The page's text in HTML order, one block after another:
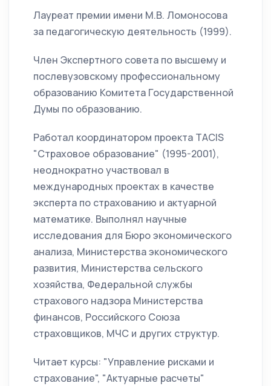
Лауреат премии имени М.В. Ломоносова
за педагогическую деятельность (1999).
Член Экспертного совета по высшему и
послевузовскому профессиональному
образованию Комитета Государственной
Думы по образованию.
Работал координатором проекта TACIS
"Страховое образование" (1995-2001),
неоднократно участвовал в
международных проектах в качестве
эксперта по страхованию и актуарной
математике. Выполнял научные
исследования для Бюро экономического
анализа, Министерства экономического
развития, Министерства сельского
хозяйства, Федеральной службы
страхового надзора Министерства
финансов, Российского Союза
страховщиков, МЧС и других структур.
Читает курсы: "Управление рисками и
страхование", "Актуарные расчеты"